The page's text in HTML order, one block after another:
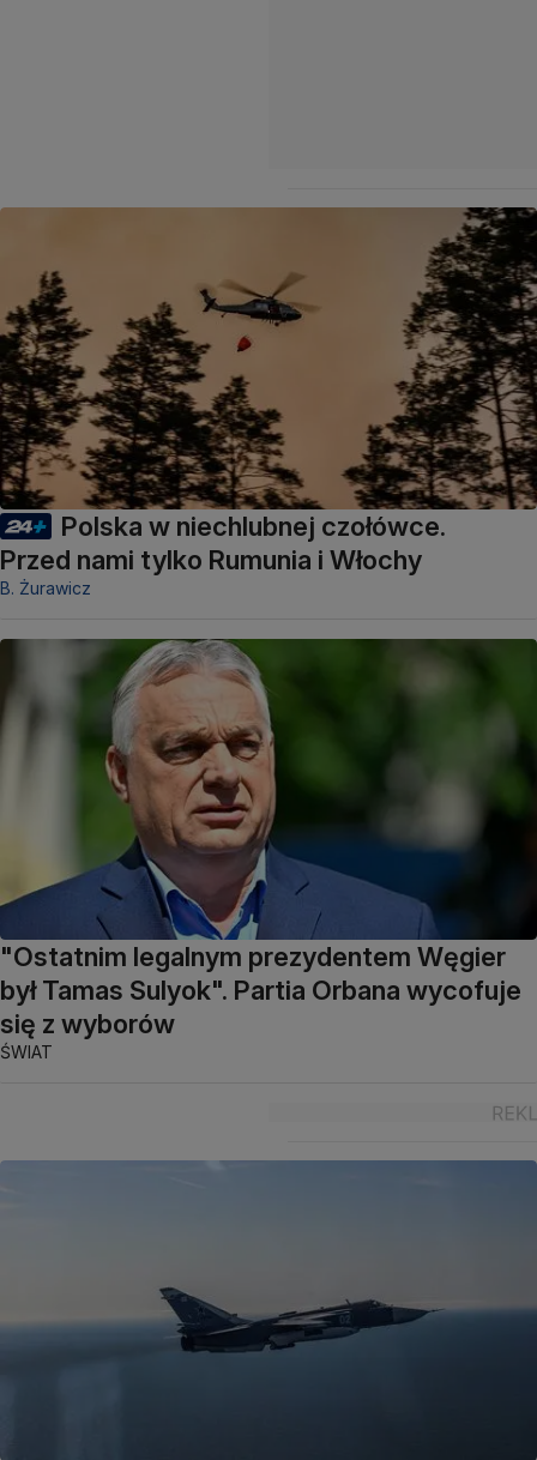
Polska w niechlubnej czołówce.
Przed nami tylko Rumunia i Włochy
B. Żurawicz
"Ostatnim legalnym prezydentem Węgier
był Tamas Sulyok". Partia Orbana wycofuje
się z wyborów
ŚWIAT